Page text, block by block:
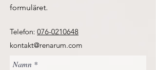
formuläret.
Telefon: 076-0210648
kontakt@renarum.com
Namn